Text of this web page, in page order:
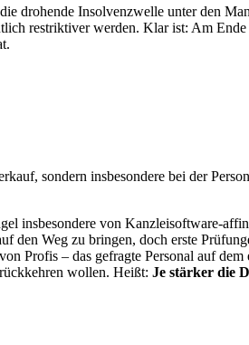
drohende Insolvenzwelle unter den
restriktiver werden. Klar ist: Am
sondern insbesondere bei der
insbesondere von Kanzleisoftware-
den Weg zu bringen, doch erste
Profis – das gefragte Personal auf
wollen. Heißt: Je stärker die